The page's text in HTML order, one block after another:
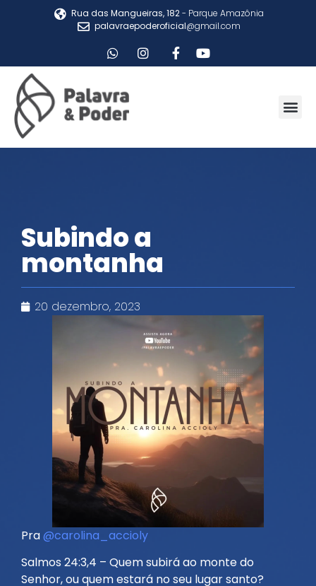
Rua das Mangueiras, 182- Parque Amazônia
palavraepoderoficial@gmail.com
Subindo a
montanha
20 dezembro, 2023
Pra@carolina_accioly
Salmos 24:3,4 – Quem subirá ao monte do
Senhor, ou quem estará no seu lugar santo?